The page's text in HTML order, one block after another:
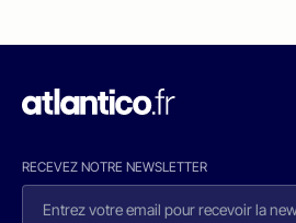
RECEVEZ NOTRE NEWSLETTER